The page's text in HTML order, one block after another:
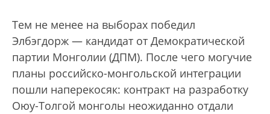
Тем не менее на выборах победил
Элбэгдорж — кандидат от Демократической
партии Монголии (ДПМ). После чего могучие
планы российско-монгольской интеграции
пошли наперекосяк: контракт на разработку
Оюу-Толгой монголы неожиданно отдали